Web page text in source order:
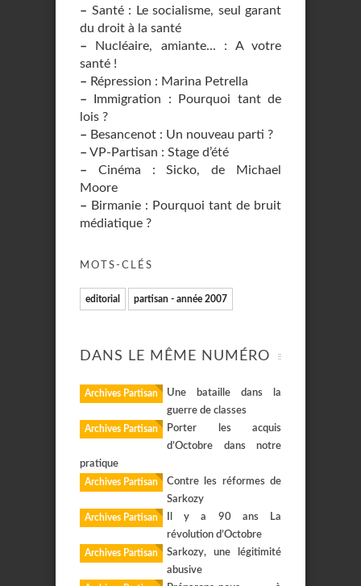
– Santé : Le socialisme, seul garant
du droit à la santé
– Nucléaire, amiante... : A votre
santé !
– Répression : Marina Petrella
– Immigration : Pourquoi tant de
lois ?
– Besancenot : Un nouveau parti ?
– VP-Partisan : Stage d’été
– Cinéma : Sicko, de Michael
Moore
– Birmanie : Pourquoi tant de bruit
médiatique ?
MOTS-CLÉS
editorial partisan - année 2007
DANS LE MÊME NUMÉRO
Archives Partisan
Une bataille dans la
guerre de classes
Archives Partisan
Porter les acquis
d’Octobre dans notre
pratique
Archives Partisan
Contre les réformes de
Sarkozy
Archives Partisan
Il y a 90 ans La
révolution d’Octobre
Archives Partisan
Sarkozy, une légitimité
abusive